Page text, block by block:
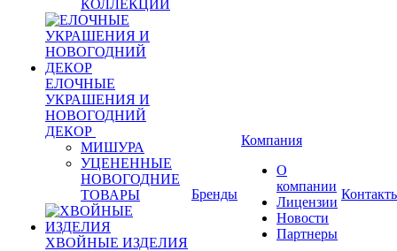
КОЛЛЕКЦИИ
ЕЛОЧНЫЕ
УКРАШЕНИЯ И
НОВОГОДНИЙ
ДЕКОР
МИШУРА
УЦЕНЕННЫЕ
НОВОГОДНИЕ
ТОВАРЫ
ХВОЙНЫЕ ИЗДЕЛИЯ
Бренды
Компания
О
компании
Лицензии
Новости
Партнеры